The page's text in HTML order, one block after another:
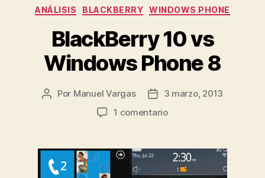
Categorías
ANÁLISIS BLACKBERRY WINDOWS PHONE
BlackBerry 10 vs
Windows Phone 8
Autor
Por Manuel Vargas
Fecha
de
3 marzo, 2013
1 comentarioen
vs
Windows